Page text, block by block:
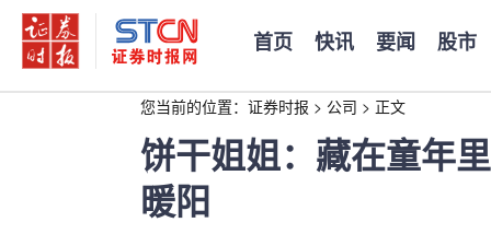
首页 快讯 要闻 股市
您当前的位置： 证券时报 > 公司 > 正文
饼干姐姐：藏在童年
暖阳